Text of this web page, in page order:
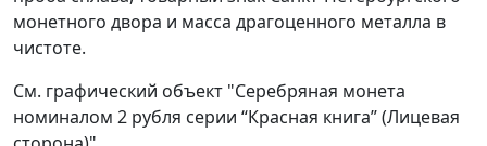
монетного двора и масса драгоценного металла в
чистоте.
См. графический объект "Серебряная монета
номиналом 2 рубля серии “Красная книга” (Лицевая